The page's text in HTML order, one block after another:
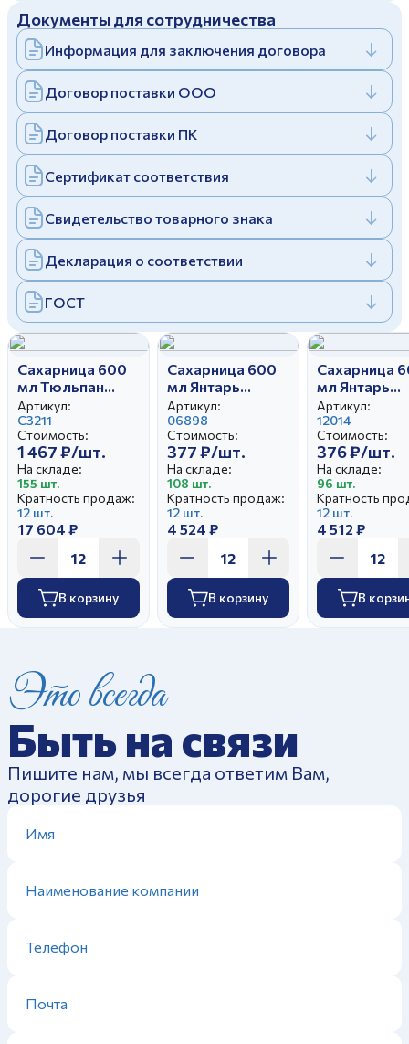
Отправить
Заполняя и отправляя форму, вы соглашаетесь
cполитикой конфиденциальности
Заполняя и отправляя форму, вы соглашаетесь
cполитикой конфиденциальности
Дулевский фарфоровый завод ©
Политика конфиденциальности
Документы для сотрудничества
Информация для заключения договора
Договор поставки ООО
Договор поставки ПК
Сертификат соответствия
Свидетельство товарного знака
Декларация о соответствии
ГОСТ
Сахарница 600
мл Тюльпан
Сирень
Артикул:
С3211
Стоимость:
1 467 ₽/шт.
На складе:
155 шт.
Кратность продаж:
12 шт.
17 604 ₽
В корзину
Сахарница 600
мл Янтарь
Оливки
Артикул:
06898
Стоимость:
377 ₽/шт.
На складе:
108 шт.
Кратность продаж:
12 шт.
4 524 ₽
В корзину
Сахарница
мл Янтарь
Натюрморт
Артикул:
12014
Стоимость:
376 ₽/шт.
На складе:
96 шт.
Кратность
12 шт.
4 512 ₽
В
Это всегда
Быть на связи
Пишите нам, мы всегда ответим Вам,
дорогие друзья